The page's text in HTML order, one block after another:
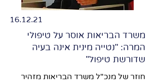
16.12.21
משרד הבריאות אוסר על טיפולי
המרה: "נטייה מינית אינה בעיה
שדורשת טיפול"
חוזר של מנכ"ל משרד הבריאות מזהיר